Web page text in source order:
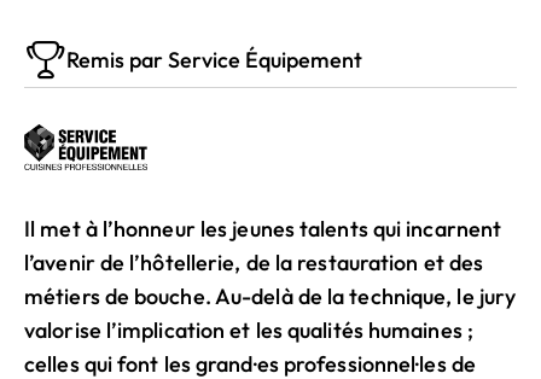
Remis par Service Équipement
Il met à l’honneur les jeunes talents qui incarnent
l’avenir de l’hôtellerie, de la restauration et des
métiers de bouche. Au-delà de la technique, le jury
valorise l’implication et les qualités humaines ;
celles qui font les grand·es professionnel·les de